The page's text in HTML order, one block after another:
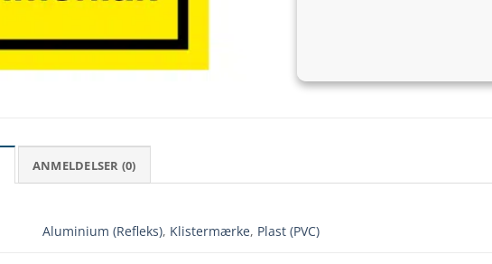
ANMELDELSER (0)
Aluminium (Refleks), Klistermærke, Plast (PVC)